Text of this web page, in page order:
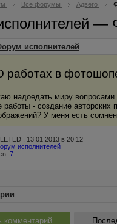
Все форумы Адвего
—
исполнителей
работах в
надоедать миру
работы - создание
У меня есть
, 13.01.2013 в 20:12
исполнителей
7
комментарий